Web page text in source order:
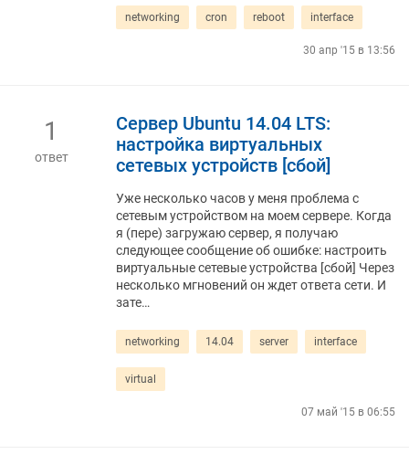
networking cron reboot interface
30 апр '15 в 13:56
1
ответ
Сервер Ubuntu 14.04 LTS:
настройка виртуальных
сетевых устройств [сбой]
Уже несколько часов у меня проблема с
сетевым устройством на моем сервере. Когда
я (пере) загружаю сервер, я получаю
следующее сообщение об ошибке: настроить
виртуальные сетевые устройства [сбой] Через
несколько мгновений он ждет ответа сети. И
зате…
networking 14.04 server interface
virtual
07 май '15 в 06:55